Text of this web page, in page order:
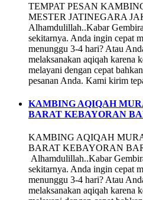
TEMPAT PESAN
MESTER JATINEGARA
Alhamdulillah..Kabar
sekitarnya. Anda ingin cepat
menunggu 3-4 hari? Atau
melaksanakan aqiqah karena
melayani dengan cepat
pesanan Anda. Kami kirim
KAMBING AQIQAH
BARAT KEBAYORAN
KAMBING AQIQAH
BARAT KEBAYORAN
Alhamdulillah..Kabar
sekitarnya. Anda ingin cepat
menunggu 3-4 hari? Atau
melaksanakan aqiqah karena